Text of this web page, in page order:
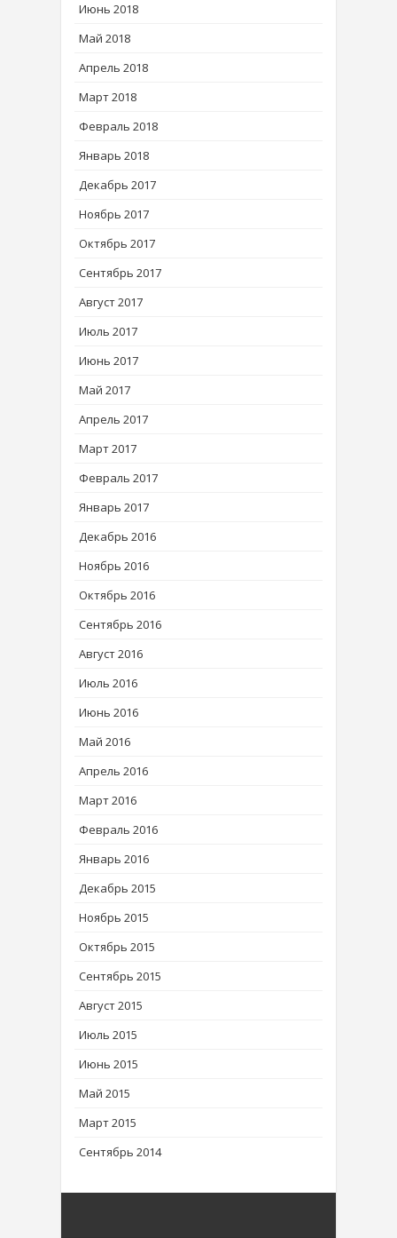
Июнь 2018
Май 2018
Апрель 2018
Март 2018
Февраль 2018
Январь 2018
Декабрь 2017
Ноябрь 2017
Октябрь 2017
Сентябрь 2017
Август 2017
Июль 2017
Июнь 2017
Май 2017
Апрель 2017
Март 2017
Февраль 2017
Январь 2017
Декабрь 2016
Ноябрь 2016
Октябрь 2016
Сентябрь 2016
Август 2016
Июль 2016
Июнь 2016
Май 2016
Апрель 2016
Март 2016
Февраль 2016
Январь 2016
Декабрь 2015
Ноябрь 2015
Октябрь 2015
Сентябрь 2015
Август 2015
Июль 2015
Июнь 2015
Май 2015
Март 2015
Сентябрь 2014